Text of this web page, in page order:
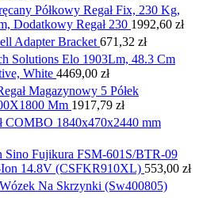
Półkowy Regał Fix, 230 Kg,
Dodatkowy Regał 230 1992,60 zł
Adapter Bracket 671,32 zł
Solutions Elo 1903Lm, 48.3 Cm
White 4469,00 zł
Magazynowy 5 Półek
Mm 1917,79 zł
COMBO 1840x470x2440 mm
Sino Fujikura FSM-601S/BTR-09
14.8V (CSFKR910XL) 553,00 zł
Na Skrzynki (Sw400805)